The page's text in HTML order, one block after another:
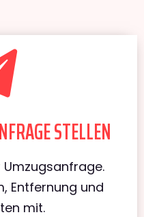
STELLEN
Entfernung und
mit.